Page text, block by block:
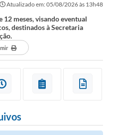
Atualizado em: 05/08/2026 às 13h48
12 meses, visando eventual
destinados à Secretaria